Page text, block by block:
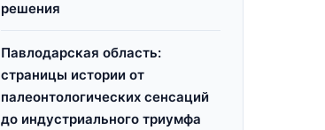
решения
Павлодарская область:
страницы истории от
палеонтологических сенсаций
до индустриального триумфа